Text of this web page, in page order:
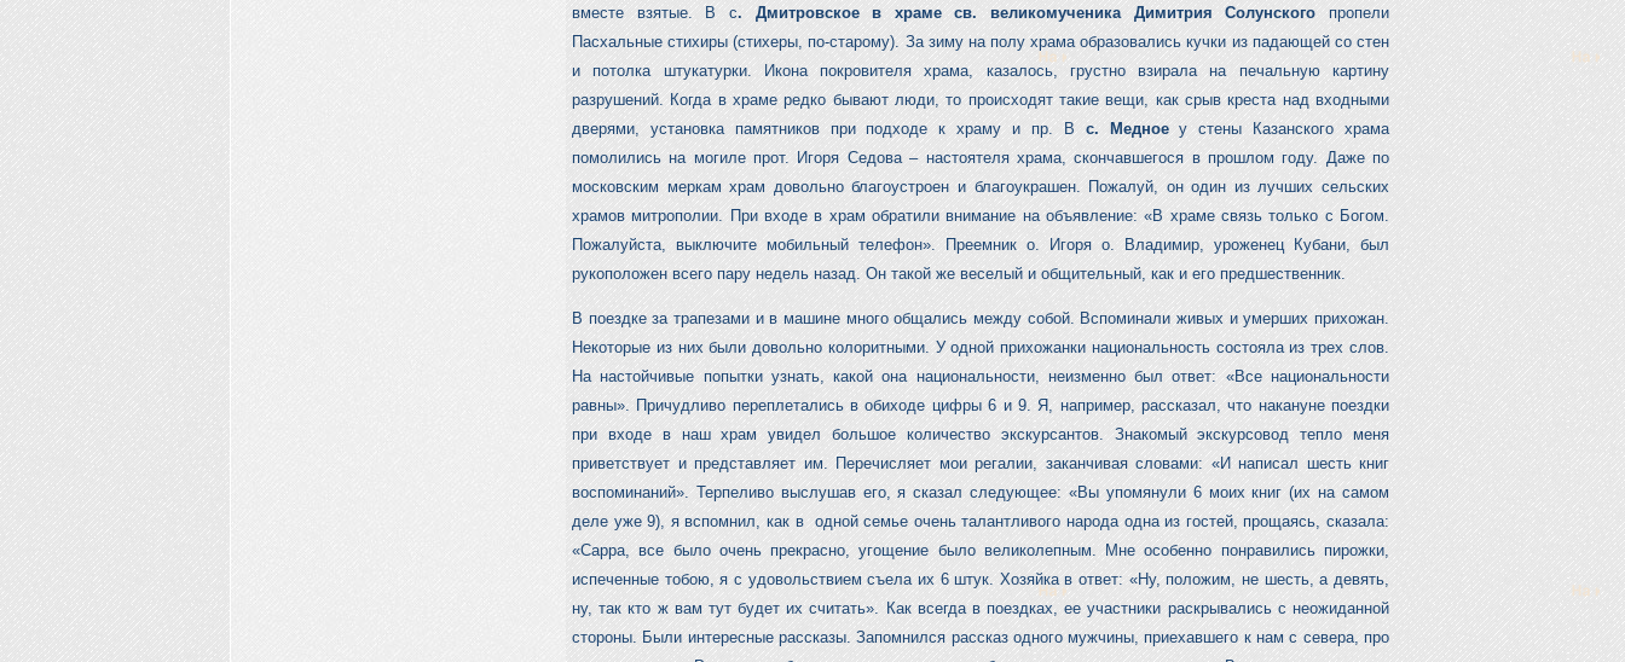
вместе взятые. В с. Дмитровское в храме св. великомученика Димитрия Солунского пропели
Пасхальные стихиры (стихеры, по-старому). За зиму на полу храма образовались кучки из падающей со стен
и потолка штукатурки. Икона покровителя храма, казалось, грустно взирала на печальную картину
разрушений. Когда в храме редко бывают люди, то происходят такие вещи, как срыв креста над входными
дверями, установка памятников при подходе к храму и пр. В с. Медноеу стены Казанского храма
помолились на могиле прот. Игоря Седова – настоятеля храма, скончавшегося в прошлом году. Даже по
московским меркам храм довольно благоустроен и благоукрашен. Пожалуй, он один из лучших сельских
храмов митрополии. При входе в храм обратили внимание на объявление: «В храме связь только с Богом.
Пожалуйста, выключите мобильный телефон». Преемник о. Игоря о. Владимир, уроженец Кубани, был
рукоположен всего пару недель назад. Он такой же веселый и общительный, как и его предшественник.
В поездке за трапезами и в машине много общались между собой. Вспоминали живых и умерших прихожан.
Некоторые из них были довольно колоритными. У одной прихожанки национальность состояла из трех слов.
На настойчивые попытки узнать, какой она национальности, неизменно был ответ: «Все национальности
равны». Причудливо переплетались в обиходе цифры 6 и 9. Я, например, рассказал, что накануне поездки
при входе в наш храм увидел большое количество экскурсантов. Знакомый экскурсовод тепло меня
приветствует и представляет им. Перечисляет мои регалии, заканчивая словами: «И написал шесть книг
воспоминаний». Терпеливо выслушав его, я сказал следующее: «Вы упомянули 6 моих книг (их на самом
деле уже 9), я вспомнил, как в одной семье очень талантливого народа одна из гостей, прощаясь, сказала:
«Сарра, все было очень прекрасно, угощение было великолепным. Мне особенно понравились пирожки,
испеченные тобою, я с удовольствием съела их 6 штук. Хозяйка в ответ: «Ну, положим, не шесть, а девять,
ну, так кто ж вам тут будет их считать». Как всегда в поездках, ее участники раскрывались с неожиданной
стороны. Были интересные рассказы. Запомнился рассказ одного мужчины, приехавшего к нам с севера, про